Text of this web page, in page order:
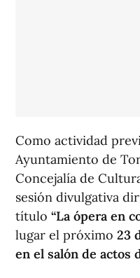
Como actividad
Ayuntamiento de
Concejalía de
sesión divulgativa
título “La ópera en
lugar el próximo 23
en el salón de actos